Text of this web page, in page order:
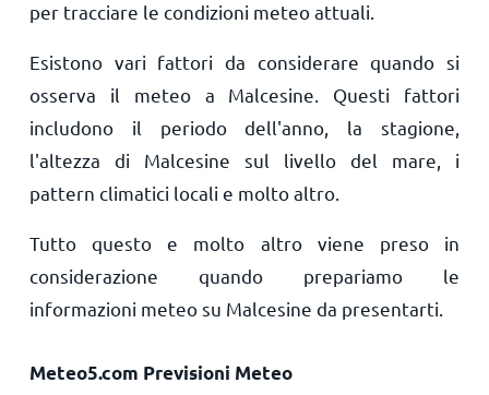
per tracciare le condizioni meteo attuali.
Esistono vari fattori da considerare quando si
osserva il meteo a Malcesine. Questi fattori
includono il periodo dell'anno, la stagione,
l'altezza di Malcesine sul livello del mare, i
pattern climatici locali e molto altro.
Tutto questo e molto altro viene preso in
considerazione quando prepariamo le
informazioni meteo su Malcesine da presentarti.
Meteo5.com Previsioni Meteo